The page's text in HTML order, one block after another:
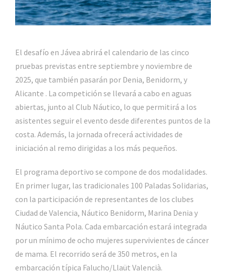
El desafío en Jávea abrirá el calendario de las cinco
pruebas previstas entre septiembre y noviembre de
2025, que también pasarán por Denia, Benidorm, y
Alicante . La competición se llevará a cabo en aguas
abiertas, junto al Club Náutico, lo que permitirá a los
asistentes seguir el evento desde diferentes puntos de la
costa. Además, la jornada ofrecerá actividades de
iniciación al remo dirigidas a los más pequeños.
El programa deportivo se compone de dos modalidades.
En primer lugar, las tradicionales 100 Paladas Solidarias,
con la participación de representantes de los clubes
Ciudad de Valencia, Náutico Benidorm, Marina Denia y
Náutico Santa Pola. Cada embarcación estará integrada
por un mínimo de ocho mujeres supervivientes de cáncer
de mama. El recorrido será de 350 metros, en la
embarcación típica Falucho/Llaüt Valencià.